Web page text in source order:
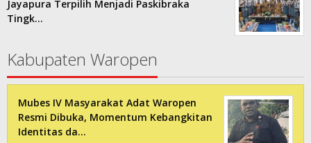
Jayapura Terpilih Menjadi Paskibraka
Tingk…
Kabupaten Waropen
Mubes IV Masyarakat Adat Waropen
Resmi Dibuka, Momentum Kebangkitan
Identitas da…